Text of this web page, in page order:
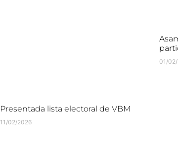
Presentada lista electoral de VBM
11/02/2026
01/